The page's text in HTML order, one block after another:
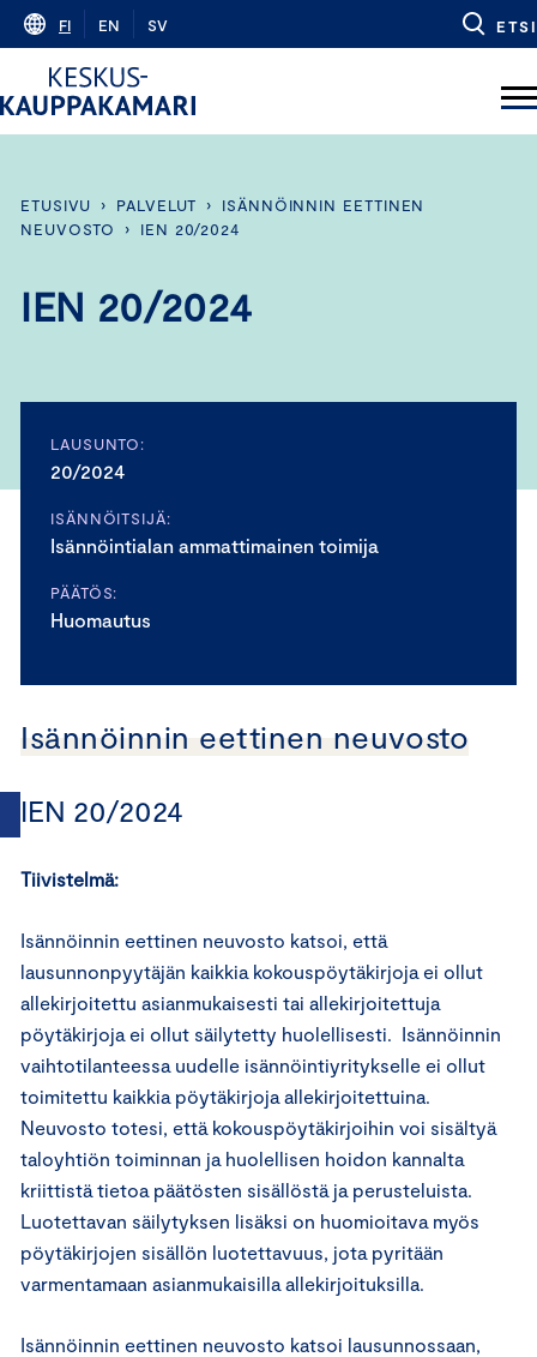
Skip
content
FI EN SV ETSI
ETUSIVU › PALVELUT ›
ISÄNNÖINNIN EETTINEN
NEUVOSTO
› IEN 20/2024
IEN 20/2024
LAUSUNTO:
20/2024
ISÄNNÖITSIJÄ:
Isännöintialan ammattimainen toimija
PÄÄTÖS:
Huomautus
Isännöinnin eettinen neuvosto
IEN 20/2024
Tiivistelmä:
Isännöinnin eettinen neuvosto katsoi, että
lausunnonpyytäjän kaikkia kokouspöytäkirjoja ei ollut
allekirjoitettu asianmukaisesti tai allekirjoitettuja
pöytäkirjoja ei ollut säilytetty huolellisesti. Isännöinnin
vaihtotilanteessa uudelle isännöintiyritykselle ei ollut
toimitettu kaikkia pöytäkirjoja allekirjoitettuina.
Neuvosto totesi, että kokouspöytäkirjoihin voi sisältyä
taloyhtiön toiminnan ja huolellisen hoidon kannalta
kriittistä tietoa päätösten sisällöstä ja perusteluista.
Luotettavan säilytyksen lisäksi on huomioitava myös
pöytäkirjojen sisällön luotettavuus, jota pyritään
varmentamaan asianmukaisilla allekirjoituksilla.
Isännöinnin eettinen neuvosto katsoi lausunnossaan,